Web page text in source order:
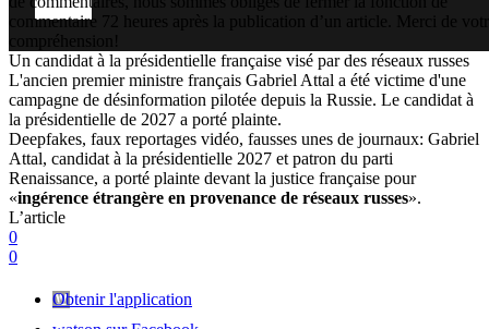
commentaire 72 heures après la publication d’un article. Merci de
compréhension!
Un candidat à la présidentielle française visé par des réseaux russes
L'ancien premier ministre français Gabriel Attal a été victime d'une
campagne de désinformation pilotée depuis la Russie. Le candidat à
la présidentielle de 2027 a porté plainte.
Deepfakes, faux reportages vidéo, fausses unes de journaux: Gabriel
Attal, candidat à la présidentielle 2027 et patron du parti
Renaissance, a porté plainte devant la justice française pour
«ingérence étrangère en provenance de réseaux russes».
L’article
0
0
Obtenir l'application